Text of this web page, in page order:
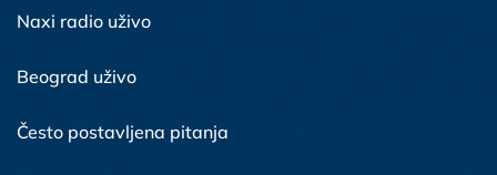
Naxi radio uživo
Beograd uživo
Često postavljena pitanja